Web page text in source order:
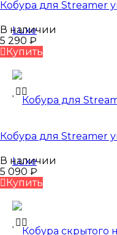
Кобура для Streamer
В наличии
5 290 ₽
Купить
Кобура для Streamer
В наличии
5 090 ₽
Купить